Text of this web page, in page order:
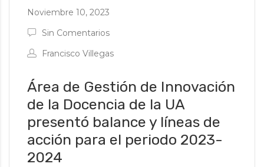
Noviembre 10, 2023
Sin Comentarios
Francisco Villegas
Área de Gestión de Innovación
de la Docencia de la UA
presentó balance y líneas de
acción para el periodo 2023-
2024